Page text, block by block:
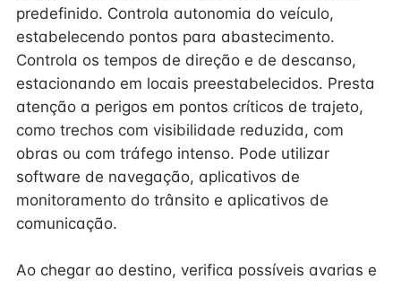
predefinido. Controla autonomia do veículo,
estabelecendo pontos para abastecimento.
Controla os tempos de direção e de descanso,
estacionando em locais preestabelecidos. Presta
atenção a perigos em pontos críticos de trajeto,
como trechos com visibilidade reduzida, com
obras ou com tráfego intenso. Pode utilizar
software de navegação, aplicativos de
monitoramento do trânsito e aplicativos de
comunicação.
Ao chegar ao destino, verifica possíveis avarias e